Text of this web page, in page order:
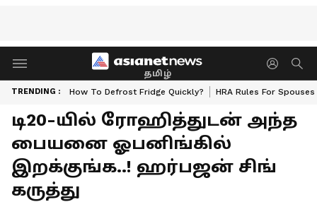
தமிழ்
TRENDING : How To Defrost Fridge Quickly? HRA Rules For Spouses
டி20-யில் ரோஹித்துடன் அந்த
பையனை ஓபனிங்கில்
இறக்குங்க..! ஹர்பஜன் சிங்
கருத்து